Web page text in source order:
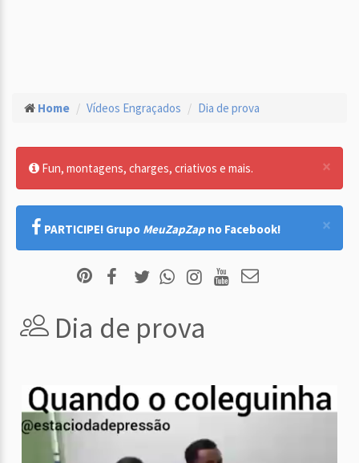
Home Vídeos Engraçados Dia de prova
×
Fun, montagens, charges, criativos e mais.
×
PARTICIPE! Grupo MeuZapZap no Facebook!
Dia de prova